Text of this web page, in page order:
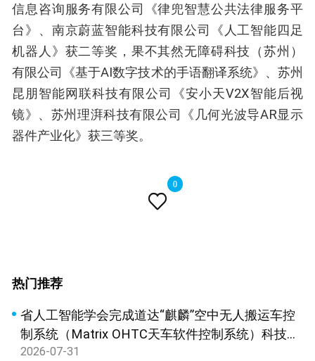

0
信息咨询服务有限公司《律兜智慧公共法律服务平
台》、南京蔚蓝智能科技有限公司《人工智能四足
机器人》获二等奖，果不其然无障碍科技（苏州）
有限公司《基于AI数字技术的手语翻译系统》、苏州
昆朋智能网联科技有限公司《安小天V2X智能后视
镜》、苏州理湃科技有限公司《几何光波导AR显示
器件产业化》获三等奖。
热门推荐
省人工智能学会完成道达“麒麟”空中无人搬运车控
制系统（Matrix OHTC天车软件控制系统）科技成
果鉴定
2026-07-31